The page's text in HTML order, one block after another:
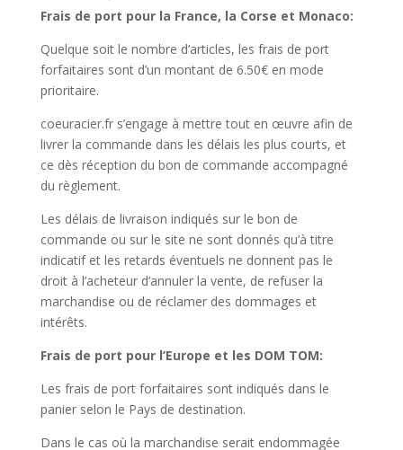
Frais de port pour la France, la Corse et Monaco:
Quelque soit le nombre d’articles, les frais de port
forfaitaires sont d’un montant de 6.50€ en mode
prioritaire.
coeuracier.fr s’engage à mettre tout en œuvre afin de
livrer la commande dans les délais les plus courts, et
ce dès réception du bon de commande accompagné
du règlement.
Les délais de livraison indiqués sur le bon de
commande ou sur le site ne sont donnés qu’à titre
indicatif et les retards éventuels ne donnent pas le
droit à l’acheteur d’annuler la vente, de refuser la
marchandise ou de réclamer des dommages et
intérêts.
Frais de port pour l’Europe et les DOM TOM:
Les frais de port forfaitaires sont indiqués dans le
panier selon le Pays de destination.
Dans le cas où la marchandise serait endommagée